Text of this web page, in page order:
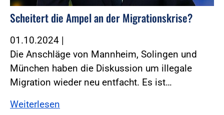
Scheitert die Ampel an der Migrationskrise?
01.10.2024 |
Die Anschläge von Mannheim, Solingen und
München haben die Diskussion um illegale
Migration wieder neu entfacht. Es ist…
Weiterlesen